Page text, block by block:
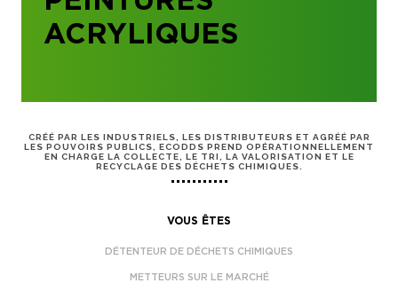
ACRYLIQUES
CRÉÉ PAR LES INDUSTRIELS, LES DISTRIBUTEURS ET AGRÉÉ PAR
LES POUVOIRS PUBLICS, ECODDS PREND OPÉRATIONNELLEMENT
EN CHARGE LA COLLECTE, LE TRI, LA VALORISATION ET LE
RECYCLAGE DES DÉCHETS CHIMIQUES.
VOUS ÊTES
DÉTENTEUR DE DÉCHETS CHIMIQUES
METTEURS SUR LE MARCHÉ